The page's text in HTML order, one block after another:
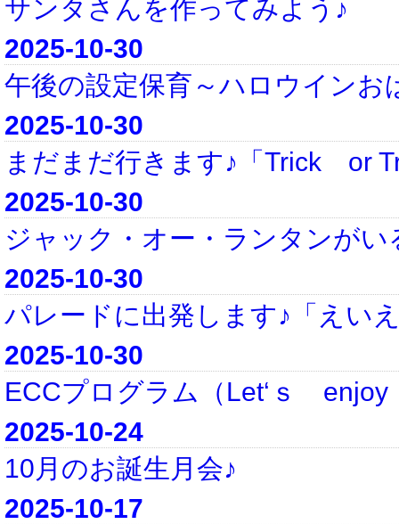
サンタさんを作ってみよう♪
2025-10-30
午後の設定保育～ハロウインお
2025-10-30
まだまだ行きます♪「Trick or
2025-10-30
ジャック・オー・ランタンがい
2025-10-30
パレードに出発します♪「えい
2025-10-30
ECCプログラム（Let‘ｓ
2025-10-24
10月のお誕生月会♪
2025-10-17